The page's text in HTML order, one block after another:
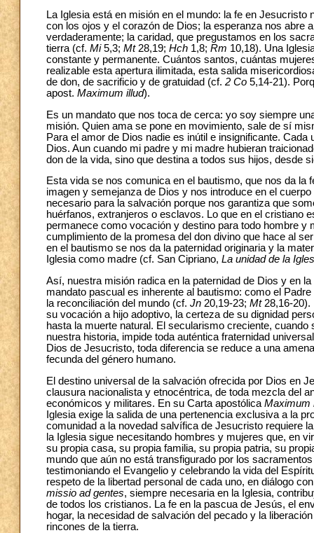
La Iglesia está en misión en el mundo: la fe en
con los ojos y el corazón de Dios; la esperanza nos abre
verdaderamente; la caridad, que pregustamos en los
tierra (cf. Mi5,3; Mt28,19; Hch 1,8; Rm 10,18). Una
constante y permanente. Cuántos santos, cuántas
realizable esta apertura ilimitada, esta salida
de don, de sacrificio y de gratuidad (cf. 2 Co 5,14-21).
apost. Maximum illud).
Es un mandato que nos toca de cerca: yo soy siempre
misión. Quien ama se pone en movimiento, sale de sí
Para el amor de Dios nadie es inútil e insignificante.
Dios. Aun cuando mi padre y mi madre hubieran
don de la vida, sino que destina a todos sus hijos, desde
Esta vida se nos comunica en el bautismo, que nos da
imagen y semejanza de Dios y nos introduce en el
necesario para la salvación porque nos garantiza que
huérfanos, extranjeros o esclavos. Lo que en el
permanece como vocación y destino para todo hombre
cumplimiento de la promesa del don divino que hace al
en el bautismo se nos da la paternidad originaria y la
Iglesia como madre (cf. San Cipriano, La unidad de la
Así, nuestra misión radica en la paternidad de Dios y en
mandato pascual es inherente al bautismo: como el
la reconciliación del mundo (cf. Jn 20,19-23; Mt28,16-20).
su vocación a hijo adoptivo, la certeza de su dignidad
hasta la muerte natural. El secularismo creciente,
nuestra historia, impide toda auténtica fraternidad
Dios de Jesucristo, toda diferencia se reduce a una
fecunda del género humano.
El destino universal de la salvación ofrecida por Dios en
clausura nacionalista y etnocéntrica, de toda mezcla del
económicos y militares. En su Carta apostólica Maximum
Iglesia exige la salida de una pertenencia exclusiva a la
comunidad a la novedad salvífica de Jesucristo requiere
la Iglesia sigue necesitando hombres y mujeres que, en
su propia casa, su propia familia, su propia patria, su
mundo que aún no está transfigurado por los
testimoniando el Evangelio y celebrando la vida del
respeto de la libertad personal de cada uno, en diálogo
missio ad gentes, siempre necesaria en la Iglesia,
de todos los cristianos. La fe en la pascua de Jesús, el
hogar, la necesidad de salvación del pecado y la
rincones de la tierra.